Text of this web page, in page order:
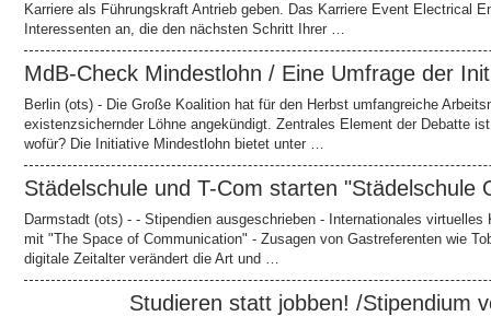
Karriere als Führungskraft Antrieb geben. Das Karriere Event Electrical
Interessenten an, die den nächsten Schritt Ihrer …
MdB-Check Mindestlohn / Eine Umfrage der
Berlin (ots) - Die Große Koalition hat für den Herbst umfangreiche
existenzsichernder Löhne angekündigt. Zentrales Element der Debatte
wofür? Die Initiative Mindestlohn bietet unter …
Städelschule und T-Com starten
Darmstadt (ots) - - Stipendien ausgeschrieben - Internationales
mit "The Space of Communication" - Zusagen von Gastreferenten wie
digitale Zeitalter verändert die Art und …
Studieren statt jobben! /Stipendium